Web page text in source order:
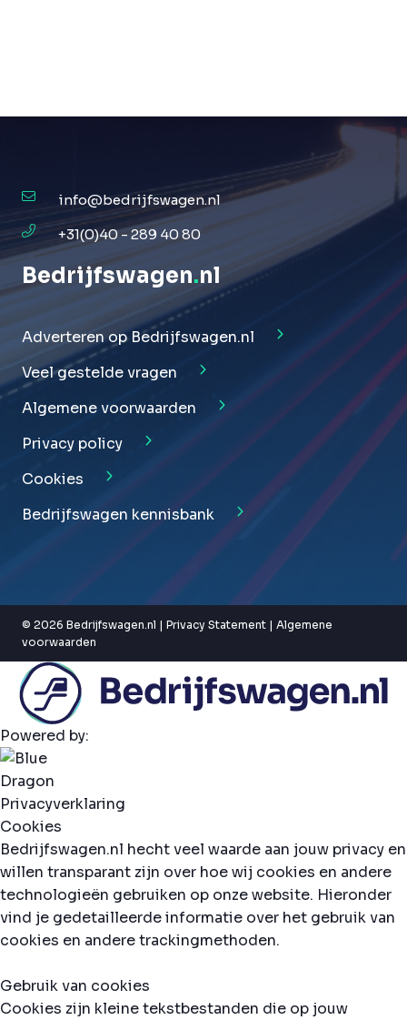
info@bedrijfswagen.nl
+31(0)40 - 289 40 80
Bedrijfswagen.nl
Adverteren op Bedrijfswagen.nl
Veel gestelde vragen
Algemene voorwaarden
Privacy policy
Cookies
Bedrijfswagen kennisbank
© 2026 Bedrijfswagen.nl | Privacy Statement | Algemene
voorwaarden
Powered by:
Privacyverklaring
Cookies
Bedrijfswagen.nl hecht veel waarde aan jouw privacy en
willen transparant zijn over hoe wij cookies en andere
technologieën gebruiken op onze website. Hieronder
vind je gedetailleerde informatie over het gebruik van
cookies en andere trackingmethoden.
Gebruik van cookies
Cookies zijn kleine tekstbestanden die op jouw